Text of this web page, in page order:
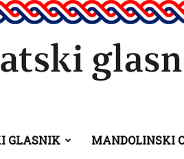
GLASNIK MANDOLINSKI